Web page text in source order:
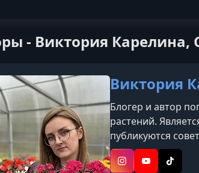
- Виктория Карелина,
Виктория
Блогер и автор
растений.
публикуются
удобрений,
дачников и
InstagramYouTubeTikTok